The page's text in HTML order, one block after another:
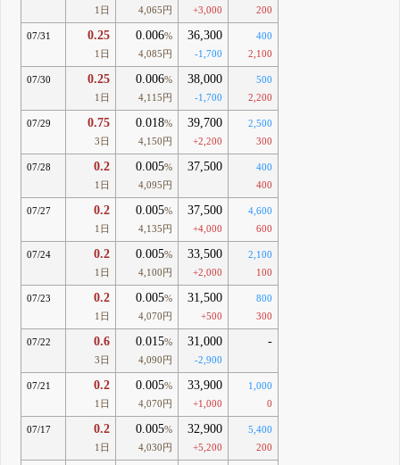
1日
4,065円
+3,000
200
07/31 0.25
1日
0.006%
4,085円
36,300
-1,700
400
2,100
07/30 0.25
1日
0.006%
4,115円
38,000
-1,700
500
2,200
07/29 0.75
3日
0.018%
4,150円
39,700
+2,200
2,500
300
07/28 0.2
1日
0.005%
4,095円
37,500
400
400
07/27 0.2
1日
0.005%
4,135円
37,500
+4,000
4,600
600
07/24 0.2
1日
0.005%
4,100円
33,500
+2,000
2,100
100
07/23 0.2
1日
0.005%
4,070円
31,500
+500
800
300
07/22 0.6
3日
0.015%
4,090円
31,000
-2,900
-
07/21 0.2
1日
0.005%
4,070円
33,900
+1,000
1,000
0
07/17 0.2
1日
0.005%
4,030円
32,900
+5,200
5,400
200